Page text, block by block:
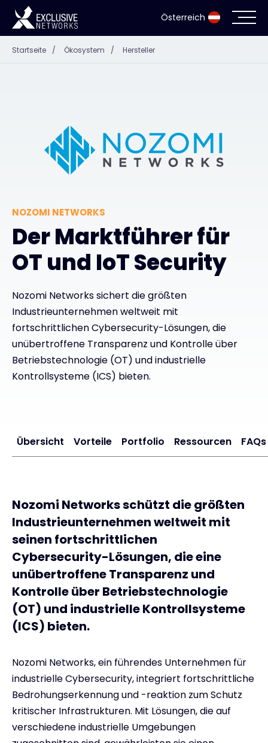
Österreich
Ressourcen
Unternehmen
Exclusive Access Anmeldung
Exclusive Access - Erfahren Sie mehr
Kontakt
#weareexclusive
Startseite / Ökosystem / Hersteller
NOZOMI NETWORKS
Der Marktführer für
OT und IoT Security
Nozomi Networks sichert die größten
Industrieunternehmen weltweit mit
fortschrittlichen Cybersecurity-Lösungen, die
unübertroffene Transparenz und Kontrolle über
Betriebstechnologie (OT) und industrielle
Kontrollsysteme (ICS) bieten.
Übersicht Vorteile Portfolio Ressourcen FAQs
Nozomi Networks schützt die größten
Industrieunternehmen weltweit mit
seinen fortschrittlichen
Cybersecurity-Lösungen, die eine
unübertroffene Transparenz und
Kontrolle über Betriebstechnologie
(OT) und industrielle Kontrollsysteme
(ICS) bieten.
Nozomi Networks, ein führendes Unternehmen für
industrielle Cybersecurity, integriert fortschrittliche
Bedrohungserkennung und -reaktion zum Schutz
kritischer Infrastrukturen. Mit Lösungen, die auf
verschiedene industrielle Umgebungen